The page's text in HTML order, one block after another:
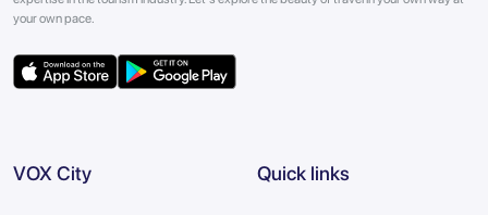
your own pace.
VOX City Quick links